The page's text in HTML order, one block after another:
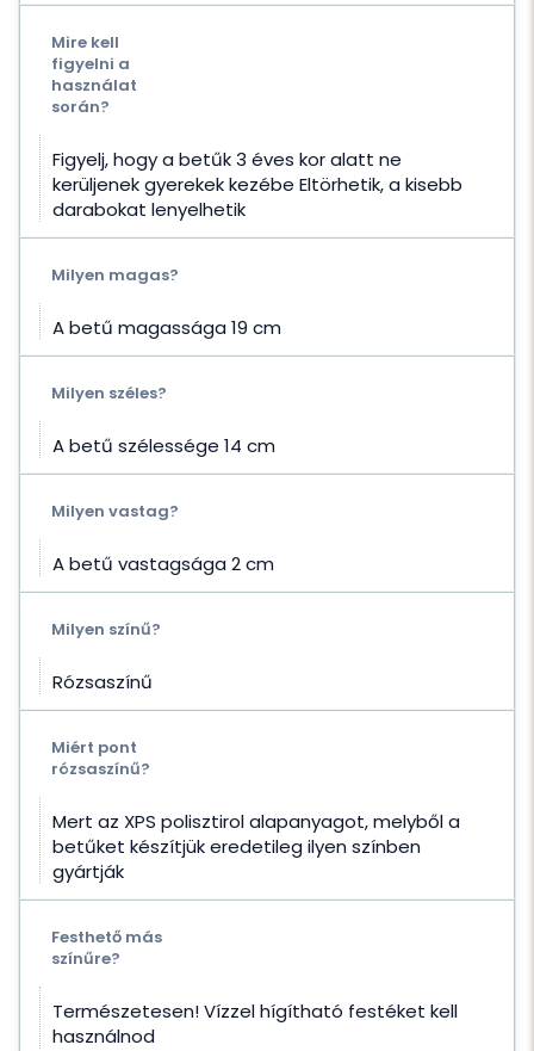
Mire kell
figyelni a
használat
során?
Figyelj, hogy a betűk 3 éves kor alatt ne
kerüljenek gyerekek kezébe Eltörhetik, a kisebb
darabokat lenyelhetik
Milyen magas?
A betű magassága 19 cm
Milyen széles?
A betű szélessége 14 cm
Milyen vastag?
A betű vastagsága 2 cm
Milyen színű?
Rózsaszínű
Miért pont
rózsaszínű?
Mert az XPS polisztirol alapanyagot, melyből a
betűket készítjük eredetileg ilyen színben
gyártják
Festhető más
színűre?
Természetesen! Vízzel hígítható festéket kell
használnod